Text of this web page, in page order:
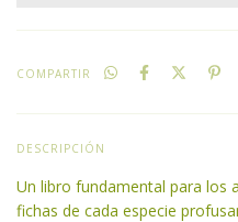
COMPARTIR
DESCRIPCIÓN
Un libro fundamental para los
fichas de cada especie